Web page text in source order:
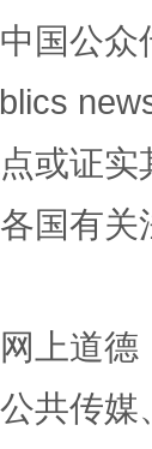
技园优化重塑工
国公众
或证
国有
上道
共传